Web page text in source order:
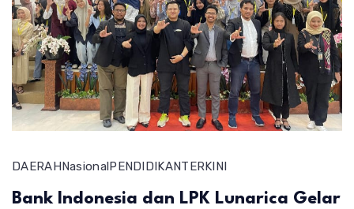
DAERAHNasionalPENDIDIKANTERKINI
Bank Indonesia dan LPK Lunarica Gelar